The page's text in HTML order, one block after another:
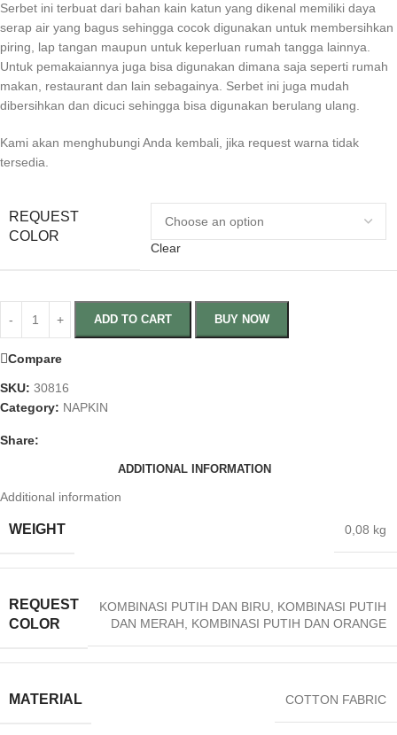
Serbet ini terbuat dari bahan kain katun yang dikenal memiliki daya
serap air yang bagus sehingga cocok digunakan untuk membersihkan
piring, lap tangan maupun untuk keperluan rumah tangga lainnya.
Untuk pemakaiannya juga bisa digunakan dimana saja seperti rumah
makan, restaurant dan lain sebagainya. Serbet ini juga mudah
dibersihkan dan dicuci sehingga bisa digunakan berulang ulang.
Kami akan menghubungi Anda kembali, jika request warna tidak
tersedia.
REQUEST
COLOR
Clear
ADD TO CART BUY NOW
Compare
SKU: 30816
Category: NAPKIN
Share:
ADDITIONAL INFORMATION
Additional information
WEIGHT 0,08 kg
REQUEST
COLOR
KOMBINASI PUTIH DAN BIRU
KOMBINASI PUTIH
DAN MERAH
KOMBINASI PUTIH DAN ORANGE
MATERIAL COTTON FABRIC